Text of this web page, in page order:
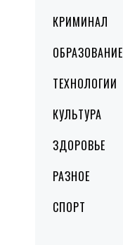
КРИМИНАЛ
ОБРАЗОВАНИЕ
ТЕХНОЛОГИИ
КУЛЬТУРА
ЗДОРОВЬЕ
РАЗНОЕ
СПОРТ